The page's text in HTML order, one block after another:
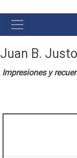
NAVEGAÇÃO
PRINCIPAL
Juan B.
Impresiones y